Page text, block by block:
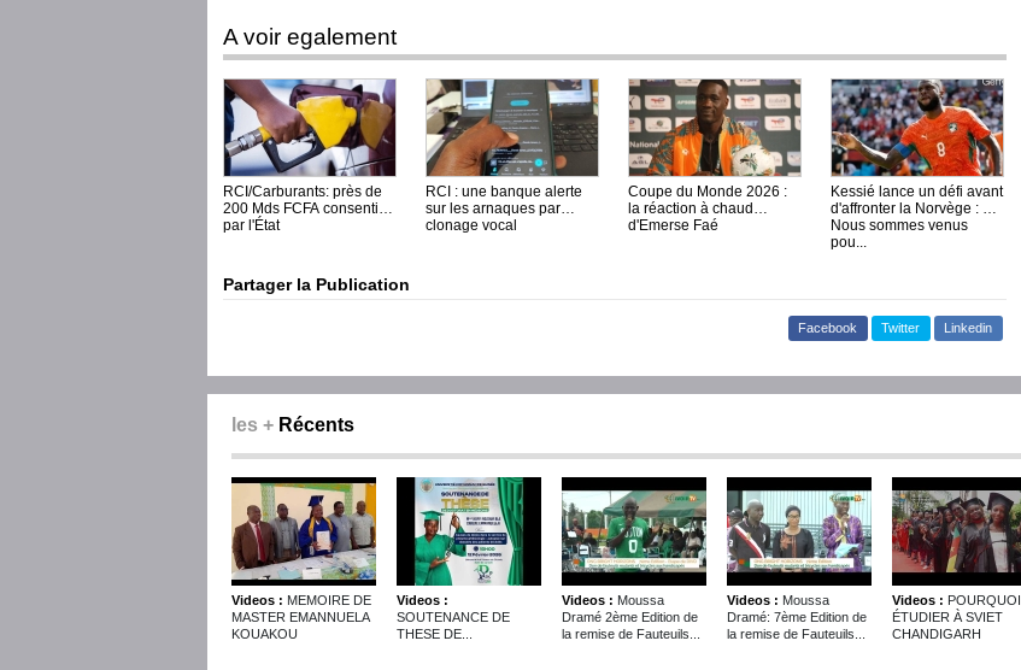
A voir egalement
RCI/Carburants: près de
200 Mds FCFA consentis
par l'État
RCI : une banque alerte
sur les arnaques par
clonage vocal
Coupe du Monde 2026 :
la réaction à chaud
d'Emerse Faé
Kessié lance un défi avant
d'affronter la Norvège : «
Nous sommes venus
pou...
Partager la Publication
Facebook Twitter Linkedin
les + Récents
Videos : MEMOIRE DE
MASTER EMANNUELA
KOUAKOU
Videos :
SOUTENANCE DE
THESE DE...
Videos : Moussa
Dramé 2ème Edition de
la remise de Fauteuils...
Videos : Moussa
Dramé: 7ème Edition de
la remise de Fauteuils...
Videos : POURQUOI
ÉTUDIER À SVIET
CHANDIGARH